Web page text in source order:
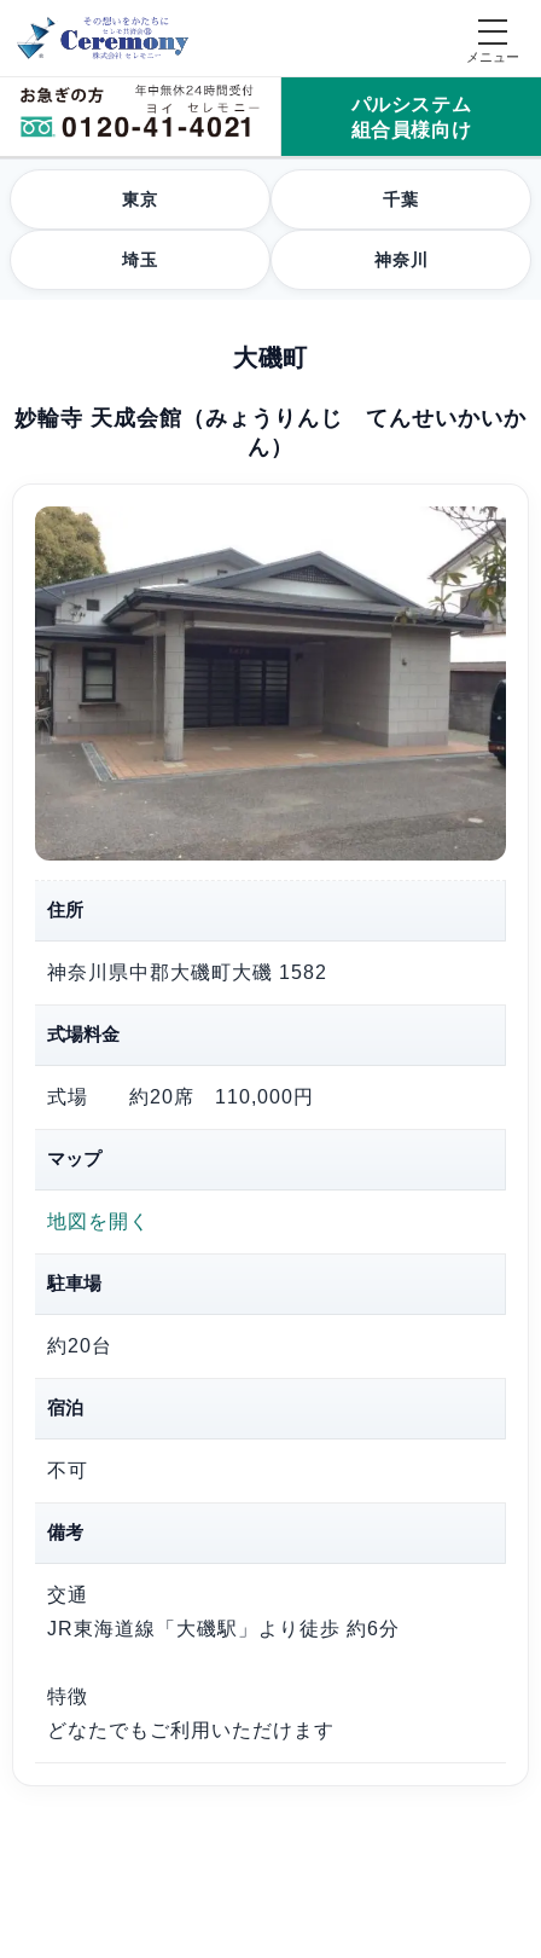
パルシステム
組合員様向け
東京 千葉
埼玉 神奈川
大磯町
妙輪寺 天成会館（みょうりんじ てんせいかいか
ん）
住所
神奈川県中郡大磯町大磯 1582
式場料金
式場 約20席 110,000円
マップ
地図を開く
駐車場
約20台
宿泊
不可
備考
交通
JR東海道線「大磯駅」より徒歩 約6分
特徴
どなたでもご利用いただけます